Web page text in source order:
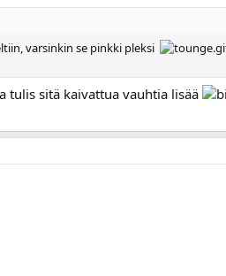
varsinkin se pinkki pleksi
tulis sitä kaivattua vauhtia lisää